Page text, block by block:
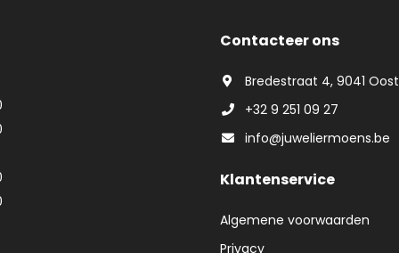
Contacteer ons
Bredestraat 4, 9041
+32 9 251 09 27
info@juweliermoens.be
Klantenservice
Algemene voorwaarden
Privacy